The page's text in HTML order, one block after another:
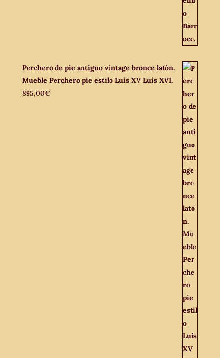
Perchero de pie antiguo vintage bronce latón.
Mueble Perchero pie estilo Luis XV Luis XVI.
895,00€